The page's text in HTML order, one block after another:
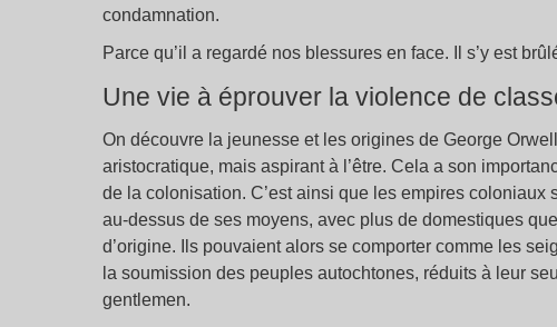
condamnation.
Parce qu’il a regardé nos blessures en face. Il s’y est
Une vie à éprouver la violence de
On découvre la jeunesse et les origines de George
aristocratique, mais aspirant à l’être. Cela a son
de la colonisation. C’est ainsi que les empires
au-dessus de ses moyens, avec plus de domestiques
d’origine. Ils pouvaient alors se comporter comme les
la soumission des peuples autochtones, réduits à leur
gentlemen.